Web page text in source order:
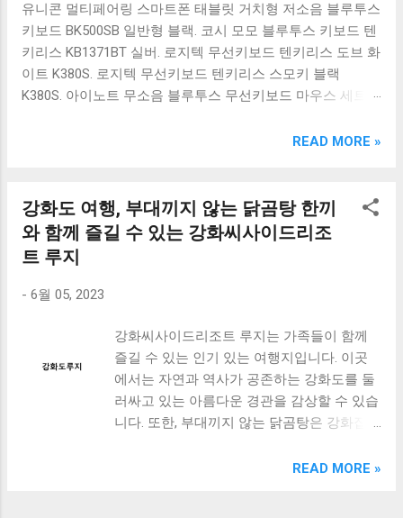
유니콘 멀티페어링 스마트폰 태블릿 거치형 저소음 블루투스
키보드 BK500SB 일반형 블랙. 코시 모모 블루투스 키보드 텐
키리스 KB1371BT 실버. 로지텍 무선키보드 텐키리스 도브 화
이트 K380S. 로지텍 무선키보드 텐키리스 스모키 블랙
K380S. 아이노트 무소음 블루투스 무선키보드 마우스 세트
OABTKBDA 퓨어 화이트. 코시 베이직 블루투스 키보드
랙. 큐센 멤브레인 무선 키보드 블랙 K1000 일반형 블루투스
키보드 구매를 고려하실 때, 추가 할인 혜택을 놓치지 마세요.
다양한 할인 혜택과 빠른배송 혜택을 놓치지 않도록 먼저 확
인해보세요. 추가할인 확인하기 상품 하나를 사더라도 종류
도 많고, 가격도 다양해서 결정이 많이 어려우시죠? 특히 블
없습니다. 다양한 상품들을 상세스펙 과 가격 을 꼼꼼히 비교
해서 구매하실 수 있도록 순위 추천 해드릴게요. 특가상품 보
러가기 추천상품 Best 유니콘 멀티페어링 스마트폰 태블릿
거치형 저소음 블루투스 키보드, BK-500SB, 일반형, 블랙 유
니콘 멀티페어링 스마트폰 태...
READ MORE »
강화도 여행, 부대끼지 않는 닭곰탕 한끼
와 함께 즐길 수 있는 강화씨사이드리조
트 루지
- 6월 05, 2023
강화씨사이드리조트 루지는 가족들이 함께
즐길 수 있는 인기 있는 여행지입니다. 이곳
에서는 자연과 역사가 공존하는 강화도를 둘
러싸고 있는 아름다운 경관을 감상할 수 있습
니다. 또한, 부대끼지 않는 닭곰탕은 강화집에
습니다. 이번 여행에서는 가족들과 함께 강화
READ MORE »